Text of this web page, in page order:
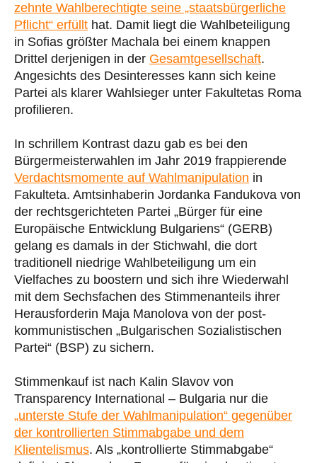
zehnte Wahlberechtigte seine „staatsbürgerliche
Pflicht“ erfüllt hat. Damit liegt die Wahlbeteiligung
in Sofias größter Machala bei einem knappen
Drittel derjenigen in der Gesamtgesellschaft.
Angesichts des Desinteresses kann sich keine
Partei als klarer Wahlsieger unter Fakultetas Roma
profilieren.
In schrillem Kontrast dazu gab es bei den
Bürgermeisterwahlen im Jahr 2019 frappierende
Verdachtsmomente auf Wahlmanipulation in
Fakulteta. Amtsinhaberin Jordanka Fandukova von
der rechtsgerichteten Partei „Bürger für eine
Europäische Entwicklung Bulgariens“ (GERB)
gelang es damals in der Stichwahl, die dort
traditionell niedrige Wahlbeteiligung um ein
Vielfaches zu boostern und sich ihre Wiederwahl
mit dem Sechsfachen des Stimmenanteils ihrer
Herausforderin Maja Manolova von der post-
kommunistischen „Bulgarischen Sozialistischen
Partei“ (BSP) zu sichern.
Stimmenkauf ist nach Kalin Slavov von
Transparency International – Bulgaria nur die
„unterste Stufe der Wahlmanipulation“ gegenüber
der kontrollierten Stimmabgabe und dem
Klientelismus. Als „kontrollierte Stimmabgabe“